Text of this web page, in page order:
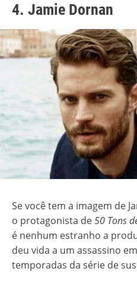
4. Jamie Dornan
Se você tem a imagem de
o protagonista de50 Tons
é nenhum estranho a
deu vida a um assassino
temporadas da série de